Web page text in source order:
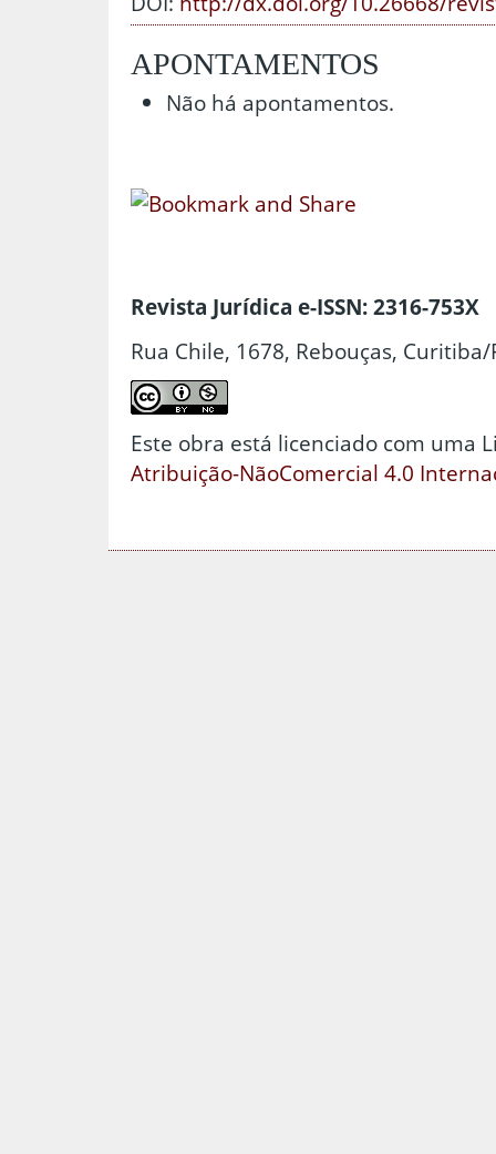
APONTAMENTOS
Não há apontamentos.
Revista Jurídica e-ISSN: 2316-753X
Rua Chile, 1678, Rebouças, Curitiba/
Este obra está licenciado com uma
Atribuição-NãoComercial 4.0